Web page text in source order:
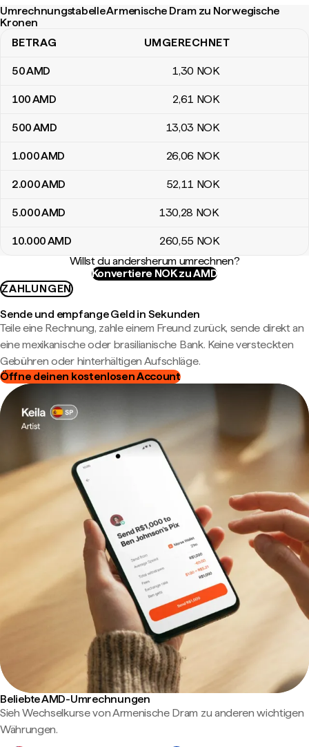
Umrechnungstabelle Armenische Dram zu Norwegische
Kronen
Umrechnungstabelle Armenische Dram zu Norwegische Kronen
BETRAG UMGERECHNET
50AMD 1,30 NOK
100AMD 2,61 NOK
500AMD 13,03 NOK
1.000AMD 26,06 NOK
2.000AMD 52,11 NOK
5.000AMD 130,28 NOK
10.000AMD 260,55 NOK
Willst du andersherum umrechnen?
Konvertiere NOK zu AMD
ZAHLUNGEN
Sende und empfange Geld in Sekunden
Teile eine Rechnung, zahle einem Freund zurück, sende direkt an
eine mexikanische oder brasilianische Bank. Keine versteckten
Gebühren oder hinterhältigen Aufschläge.
Öffne deinen kostenlosen Account
Beliebte AMD-Umrechnungen
Sieh Wechselkurse von Armenische Dram zu anderen wichtigen
Währungen.